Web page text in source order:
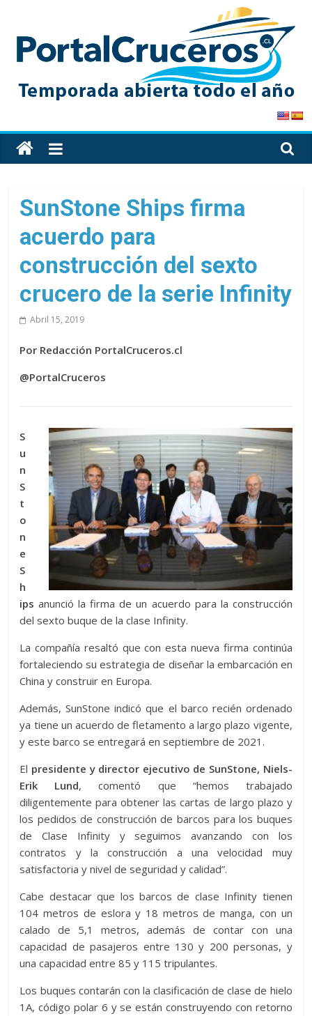
content
PortalCruceros
Toda
la
de
cruceros
en
un
solo
SunStone Ships firma
acuerdo para
construcción del sexto
crucero de la serie Infinity
Abril 15, 2019
Por Redacción PortalCruceros.cl
@PortalCruceros
S
u
n
S
t
o
n
e
S
h
ips anunció la firma de un acuerdo para la construcción
del sexto buque de la clase Infinity.
La compañía resaltó que con esta nueva firma continúa
fortaleciendo su estrategia de diseñar la embarcación en
China y construir en Europa.
Además, SunStone indicó que el barco recién ordenado
ya tiene un acuerdo de fletamento a largo plazo vigente,
y este barco se entregará en septiembre de 2021.
El presidente y director ejecutivo de SunStone, Niels-
Erik Lund, comentó que “hemos trabajado
diligentemente para obtener las cartas de largo plazo y
los pedidos de construcción de barcos para los buques
de Clase Infinity y seguimos avanzando con los
contratos y la construcción a una velocidad muy
satisfactoria y nivel de seguridad y calidad”.
Cabe destacar que los barcos de clase Infinity tienen
104 metros de eslora y 18 metros de manga, con un
calado de 5,1 metros, además de contar con una
capacidad de pasajeros entre 130 y 200 personas, y
una capacidad entre 85 y 115 tripulantes.
Los buques contarán con la clasificación de clase de hielo
1A, código polar 6 y se están construyendo con retorno